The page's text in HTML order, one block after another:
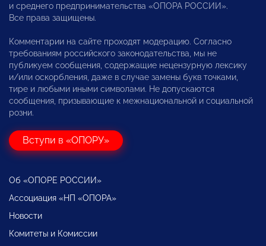
и среднего предпринимательства «ОПОРА РОССИИ».
Все права защищены.
Комментарии на сайте проходят модерацию. Согласно
требованиям российского законодательства, мы не
публикуем сообщения, содержащие нецензурную лексику
и/или оскорбления, даже в случае замены букв точками,
тире и любыми иными символами. Не допускаются
сообщения, призывающие к межнациональной и социальной
розни.
Вступи в «ОПОРУ»
Об «ОПОРЕ РОССИИ»
Ассоциация «НП «ОПОРА»
Новости
Комитеты и Комиссии